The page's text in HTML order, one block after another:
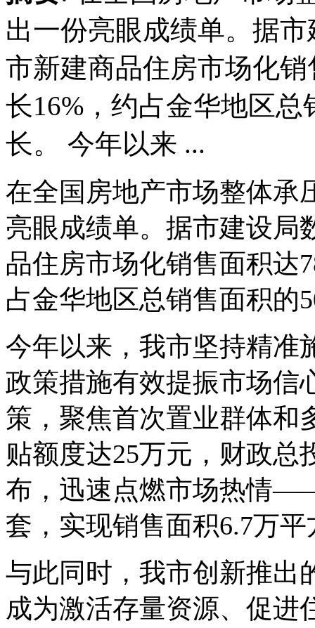
出一份亮眼成绩单。据
市新建商品住房市场化
长16%，约占金华地区
长。 今年以来 ...
在全国房地产市场整体承
亮眼成绩单。据市建设局
品住房市场化销售面积达
占金华地区总销售面积的
今年以来，我市坚持精准
政策措施有效提振市场信
策，聚焦首次置业群体和
贴额度达25万元，财政总
布，迅速点燃市场热情
套，实现销售面积6.7万平
与此同时，我市创新推出
成为激活存量资源、促进